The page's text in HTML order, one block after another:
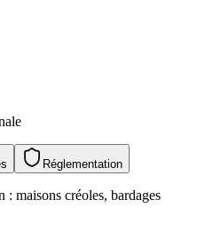
Réglementation
maisons créoles, bardages